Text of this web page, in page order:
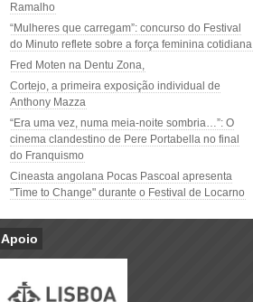
Ramalho
“Mulheres que carregam”: concurso do Festival
do Minuto reflete sobre a força feminina cotidiana
Fred Moten na Dentu Zona,
Cortejo, a primeira exposição individual de
Anthony Mazza
“Era uma vez, numa meia-noite sombria…”: O
cinema clandestino de Pere Portabella no final
do Franquismo
Cineasta angolana Pocas Pascoal apresenta
"Time to Change" durante o Festival de Locarno
Apoio